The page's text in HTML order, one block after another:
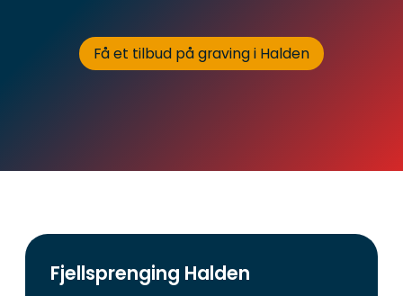
Få et tilbud på graving i Halden
Fjellsprenging Halden